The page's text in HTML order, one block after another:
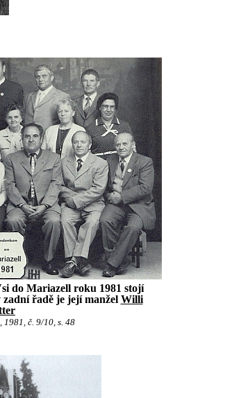
do Mariazell roku 1981 stojí
řadě je její manžel Willi
1981, č. 9/10, s. 48